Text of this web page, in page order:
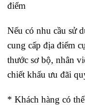
điểm
Nếu có nhu cầu sử
cung cấp địa điểm
thước sơ bộ, nhân
chiết khấu ưu đãi
* Khách hàng có